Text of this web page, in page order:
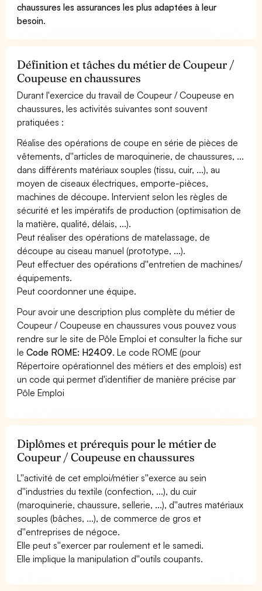
chaussures les assurances les plus adaptées à leur
besoin.
Définition et tâches du métier de Coupeur /
Coupeuse en chaussures
Durant l'exercice du travail de Coupeur / Coupeuse en
chaussures, les activités suivantes sont souvent
pratiquées :
Réalise des opérations de coupe en série de pièces de
vêtements, d''articles de maroquinerie, de chaussures, ...
dans différents matériaux souples (tissu, cuir, ...), au
moyen de ciseaux électriques, emporte-pièces,
machines de découpe. Intervient selon les règles de
sécurité et les impératifs de production (optimisation de
la matière, qualité, délais, ...).
Peut réaliser des opérations de matelassage, de
découpe au ciseau manuel (prototype, ...).
Peut effectuer des opérations d''entretien de machines/
équipements.
Peut coordonner une équipe.
Pour avoir une description plus complète du métier de
Coupeur / Coupeuse en chaussures vous pouvez vous
rendre sur le site de Pôle Emploi et consulter la fiche sur
leCode ROME: H2409. Le code ROME (pour
Répertoire opérationnel des métiers et des emplois) est
un code qui permet d'identifier de manière précise par
Pôle Emploi
Diplômes et prérequis pour le métier de
Coupeur / Coupeuse en chaussures
L''activité de cet emploi/métier s''exerce au sein
d''industries du textile (confection, ...), du cuir
(maroquinerie, chaussure, sellerie, ...), d''autres matériaux
souples (bâches, ...), de commerce de gros et
d''entreprises de négoce.
Elle peut s''exercer par roulement et le samedi.
Elle implique la manipulation d''outils coupants.